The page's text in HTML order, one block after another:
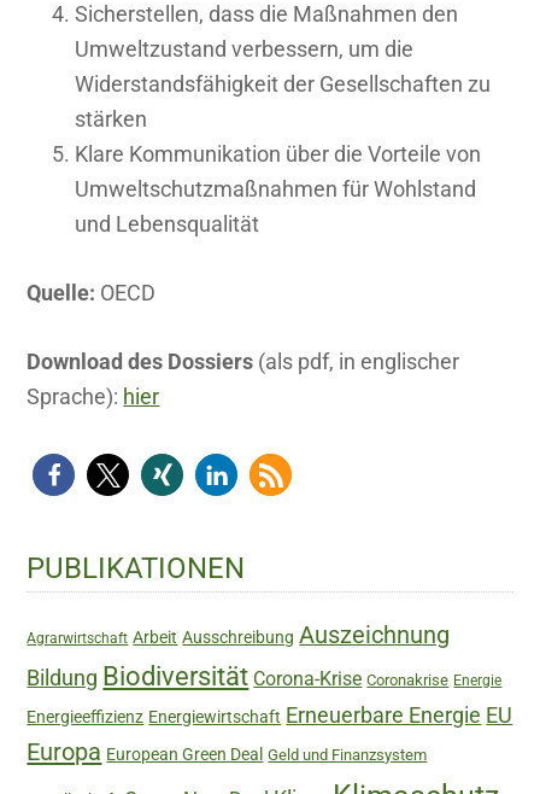
Sicherstellen, dass die Maßnahmen den
Umweltzustand verbessern, um die
Widerstandsfähigkeit der Gesellschaften zu
stärken
Klare Kommunikation über die Vorteile von
Umweltschutzmaßnahmen für Wohlstand
und Lebensqualität
Quelle: OECD
Download des Dossiers (als pdf, in englischer
Sprache): hier
Haupt-
Sidebar
PUBLIKATIONEN
Agrarwirtschaft Arbeit Ausschreibung Auszeichnung
Bildung Biodiversität Corona-Krise Coronakrise Energie
Energieeffizienz Energiewirtschaft Erneuerbare Energie EU
Europa European Green Deal Geld und Finanzsystem